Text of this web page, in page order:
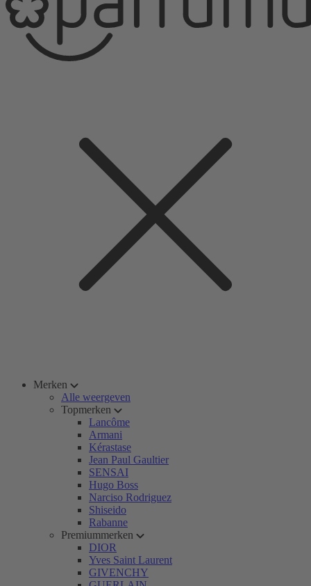
Merken
Alle weergeven
Topmerken
Lancôme
Armani
Kérastase
Jean Paul Gaultier
SENSAI
Hugo Boss
Narciso Rodriguez
Shiseido
Rabanne
Premiummerken
DIOR
Yves Saint Laurent
GIVENCHY